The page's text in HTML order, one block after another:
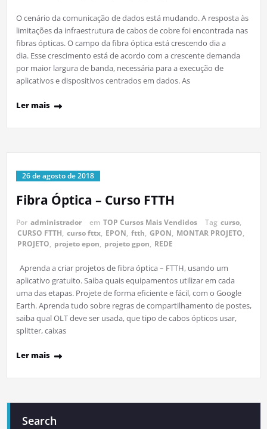
O cenário da comunicação de dados está mudando. A resposta às
limitações da infraestrutura de cabos de cobre foi encontrada nas
fibras ópticas. O campo da fibra óptica está crescendo dia a
dia. Esse crescimento está de acordo com a crescente demanda
por maior largura de banda, necessária para a execução de
aplicativos e dispositivos centrados em dados. As
Ler mais
26 de agosto de 2018
Fibra Óptica – Curso FTTH
Por administrador em TOP Cursos Mais Vendidos Tag curso,
CURSO FTTH, curso fttx, EPON, ftth, GPON, MONTAR PROJETO,
PROJETO, projeto epon, projeto gpon, REDE
Aprenda a criar projetos de fibra óptica – FTTH, usando um
aplicativo gratuito. Saiba quais equipamentos utilizar em cada
uma das etapas. Projete de forma eficiente e fácil, com o Google
Earth. Aprenda tudo sobre regras de compartilhamento de postes,
saiba qual OLT deve ser usada, que tipo de cabos ópticos usar,
splitter, caixas
Ler mais
Search